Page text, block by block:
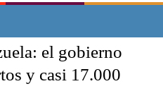
el gobierno
y casi 17.000